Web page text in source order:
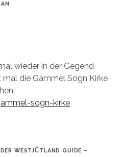
wieder in der Gegend
die Gammel Sogn Kirke
sogn-kirke
WESTJÜTLAND GUIDE –